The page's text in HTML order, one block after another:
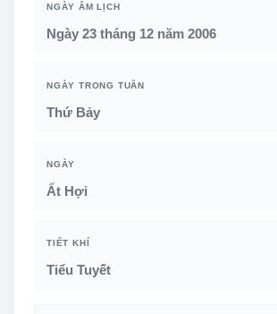
NGÀY ÂM LỊCH
Ngày 23 tháng 12 năm 2006
NGÀY TRONG TUẦN
Thứ Bảy
NGÀY
Ất Hợi
TIẾT KHÍ
Tiểu Tuyết